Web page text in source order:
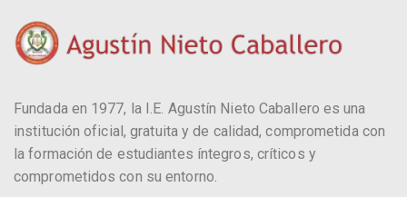
Fundada en 1977, la I.E. Agustín Nieto Caballero es una
institución oficial, gratuita y de calidad, comprometida con
la formación de estudiantes íntegros, críticos y
comprometidos con su entorno.